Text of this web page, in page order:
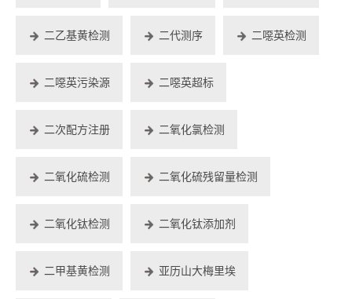
二乙基黄检测 二代测序 二噁英检测
二噁英污染源 二噁英超标
二次配方注册 二氧化氯检测
二氧化硫检测 二氧化硫残留量检测
二氧化钛检测 二氧化钛添加剂
二甲基黄检测 亚历山大梅里埃